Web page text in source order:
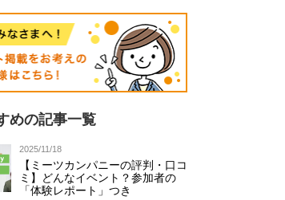
めの記事一覧
2025/11/18
【ミーツカンパニーの評判・口コ
ミ】どんなイベント？参加者の
「体験レポート」つき